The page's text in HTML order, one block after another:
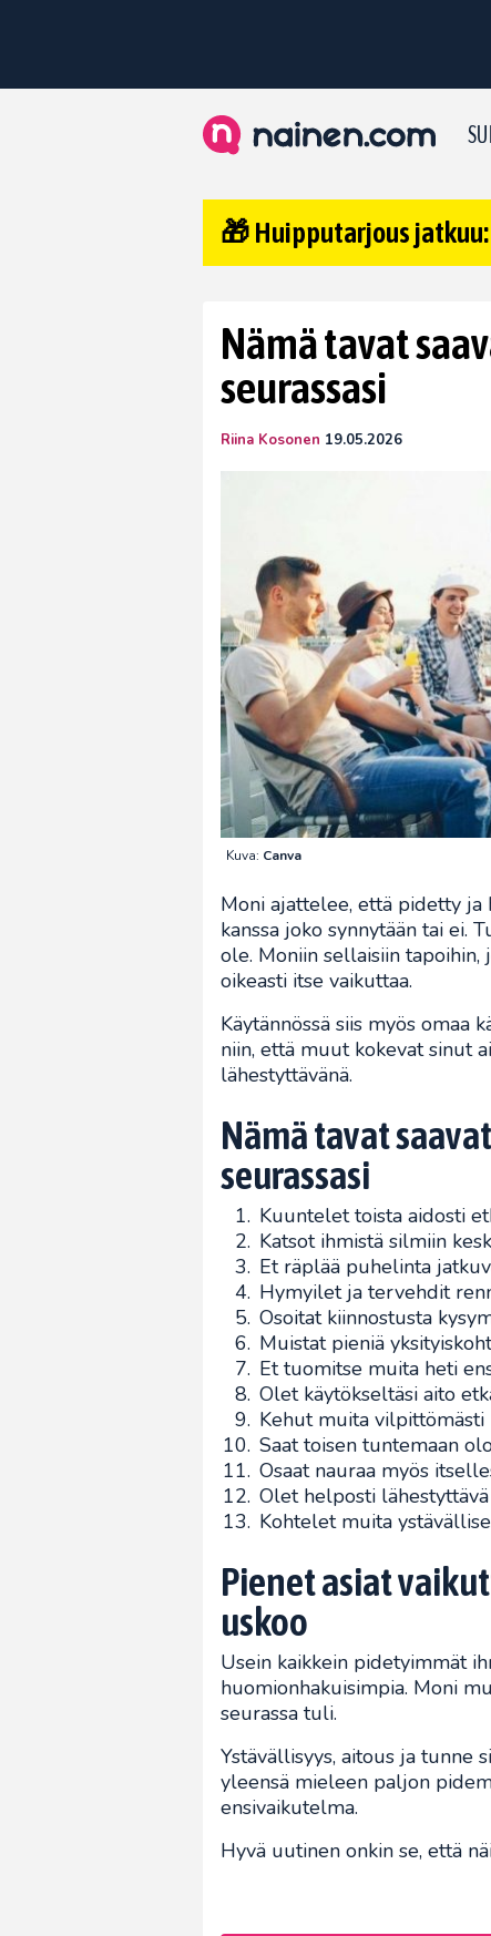
🎁 Huipputarjous
Nämä tavat
seurassasi
Riina Kosonen 19.05.2026
Kuva: Canva
Moni ajattelee, että pidetty ja
kanssa joko synnytään tai ei.
ole. Moniin sellaisiin tapoihin,
oikeasti itse vaikuttaa.
Käytännössä siis myös omaa
niin, että muut kokevat sinut
lähestyttävänä.
Nämä tavat
seurassasi
Kuuntelet toista aidosti
Katsot ihmistä silmiin
Et räplää puhelinta
Hymyilet ja tervehdit
Osoitat kiinnostusta
Muistat pieniä
Et tuomitse muita heti
Olet käytökseltäsi aito
Kehut muita vilpittömästi
Saat toisen tuntemaan
Osaat nauraa myös
Olet helposti
Kohtelet muita
Pienet asiat
uskoo
Usein kaikkein pidetyimmät
huomionhakuisimpia. Moni
seurassa tuli.
Ystävällisyys, aitous ja tunne
yleensä mieleen paljon
ensivaikutelma.
Hyvä uutinen onkin se, että